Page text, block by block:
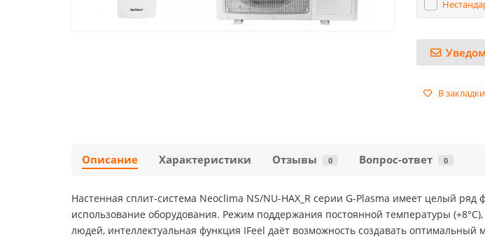
В закладки
Описание Характеристики Отзывы 0 Вопрос-ответ 0
Настенная сплит-система Neoclima NS/NU-HAX_R серии G-Plasma имеет целый
использование оборудования. Режим поддержания постоянной температуры
людей, интеллектуальная функция IFeel даёт возможность создавать